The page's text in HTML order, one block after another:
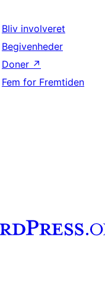
Bliv involveret
Begivenheder
Doner ↗
Fem for Fremtiden